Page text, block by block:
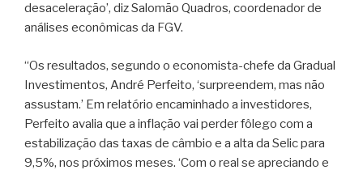
desaceleração’, diz Salomão Quadros, coordenador de
análises econômicas da FGV.
“Os resultados, segundo o economista-chefe da Gradual
Investimentos, André Perfeito, ‘surpreendem, mas não
assustam.’ Em relatório encaminhado a investidores,
Perfeito avalia que a inflação vai perder fôlego com a
estabilização das taxas de câmbio e a alta da Selic para
9,5%, nos próximos meses. ‘Com o real se apreciando e